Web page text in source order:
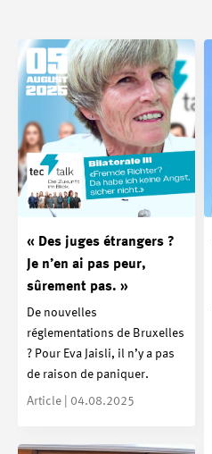
« Des juges étrangers ?
Je n’en ai pas peur,
sûrement pas. »
De nouvelles
réglementations de Bruxelles
? Pour Eva Jaisli, il n’y a pas
de raison de paniquer.
Article | 04.08.2025